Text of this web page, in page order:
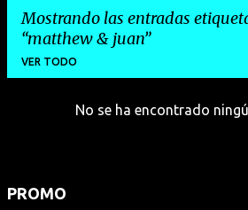
Mostrando las entradas
matthew & juan
VER TODO
r
No se ha encontrado
PROMO